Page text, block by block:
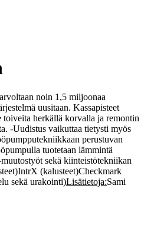
noin 1,5 miljoonaa
uusitaan. Kassapisteet
herkällä korvalla ja remontin
-Uudistus vaikuttaa tietysti myös
perustuvan
tuotetaan lämmintä
sekä kiinteistötekniikan
IntrX (kalusteet)Checkmark
sekä urakointi)Lisätietoja:Sami